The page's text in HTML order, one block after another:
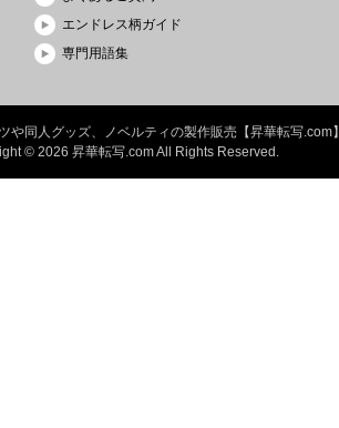
エンドレス柄ガイド
専門用語集
や同人グッズ、ノベルティの製作販売【昇華転写.com】
© 2026 昇華転写.comAll Rights Reserved.